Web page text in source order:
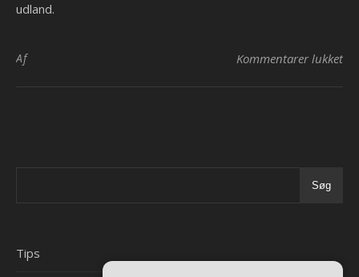
udland.
Af Kommentarer lukkettil
Søg
Tips